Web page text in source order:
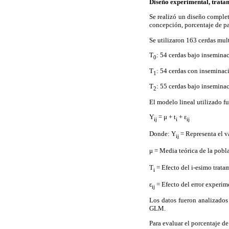
Diseño experimental,
Se realizó un diseño
concepción, porcentaje de
Se utilizaron 163 cerdas
T0: 54 cerdas bajo
T1 : 54 cerdas con
T2: 55 cerdas bajo
El modelo lineal utilizado
Yij = μ + ti + εij
Donde: Yij = Representa el
μ = Media teórica de la
Ti = Efecto del i-esimo
εij = Efecto del error
Los datos fueron
GLM.
Para evaluar el porcentaje